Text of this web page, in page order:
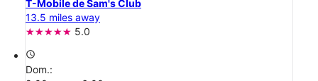
T-Mobile de Sam's Club
13.5 miles away
5.0
access_time
Dom.: